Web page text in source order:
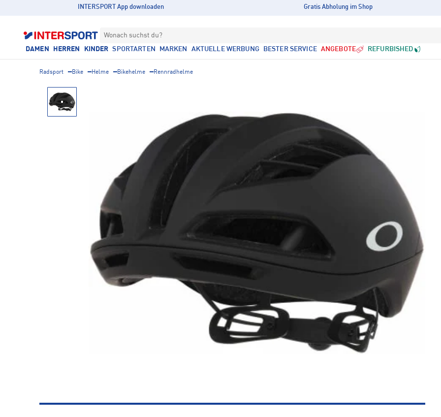
INTERSPORT App downloaden Gratis Abholung im Shop
Wonach suchst du?
DAMEN HERREN KINDER SPORTARTEN MARKEN AKTUELLE WERBUNG BESTER SERVICE ANGEBOTE REFURBISHED
Radsport Bike Helme Bikehelme Rennradhelme